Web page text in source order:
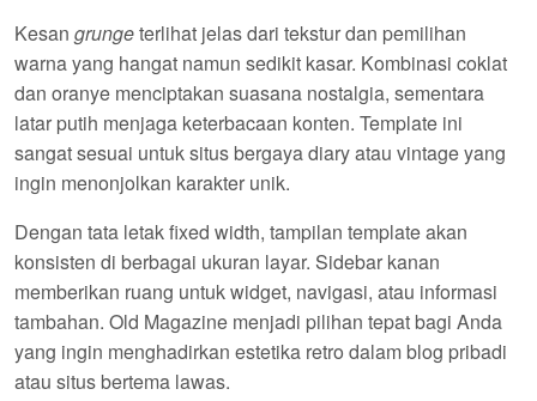
Kesan grungeterlihat jelas dari tekstur dan pemilihan
warna yang hangat namun sedikit kasar. Kombinasi coklat
dan oranye menciptakan suasana nostalgia, sementara
latar putih menjaga keterbacaan konten. Template ini
sangat sesuai untuk situs bergaya diary atau vintage yang
ingin menonjolkan karakter unik.
Dengan tata letak fixed width, tampilan template akan
konsisten di berbagai ukuran layar. Sidebar kanan
memberikan ruang untuk widget, navigasi, atau informasi
tambahan. Old Magazine menjadi pilihan tepat bagi Anda
yang ingin menghadirkan estetika retro dalam blog pribadi
atau situs bertema lawas.